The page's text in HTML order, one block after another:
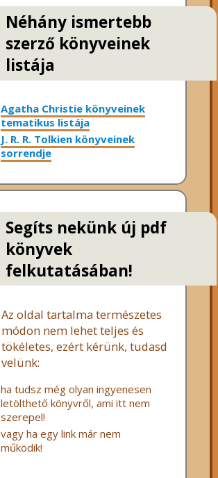
Néhány ismertebb
szerző könyveinek
listája
Agatha Christie könyveinek
tematikus listája
J. R. R. Tolkien könyveinek
sorrendje
Segíts nekünk új pdf
könyvek
felkutatásában!
Az oldal tartalma természetes
módon nem lehet teljes és
tökéletes, ezért kérünk, tudasd
velünk:
ha tudsz még olyan ingyenesen
letölthető könyvről, ami itt nem
szerepel!
vagy ha egy link már nem
működik!